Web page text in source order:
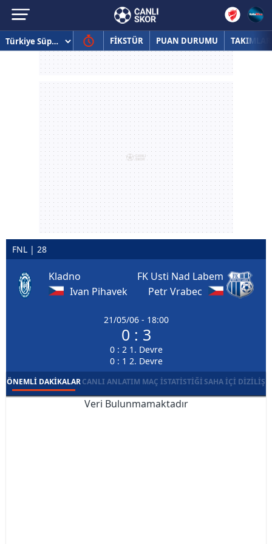
FİKSTÜR PUAN DURUMU TAKIMLAR
FNL | 28
Kladno
Ivan Pihavek
21/05/06 - 18:00
0 : 3
0 : 2 1. Devre
0 : 1 2. Devre
FK Usti Nad Labem
Petr Vrabec
ÖNEMLI DAKIKALARCANLI ANLATIM MAÇ İSTATISTIĞISAHA İÇI DIZILIŞ
Veri Bulunmamaktadır